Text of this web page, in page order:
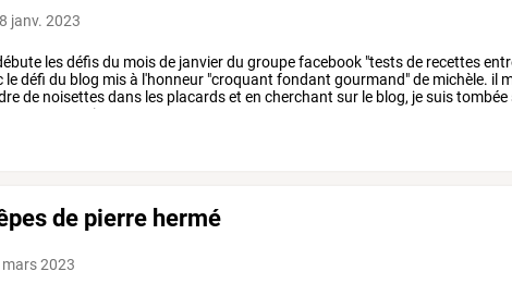
janv. 2023
lesdéfisdu moisde janvierdu groupefacebook "testsde recettes
ledéfi du blog misà l'honneur "croquant fondant gourmand"de michèle. il
de noisettesdans les placardset en cherchant sur le blog, jesuistombée
noisettes
de pierre hermé
mars 2023